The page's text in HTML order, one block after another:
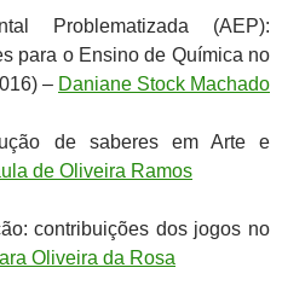
Problematizada (AEP):
para o Ensino de Química no
– Daniane Stock Machado
de saberes em Arte e
de Oliveira Ramos
contribuições dos jogos no
Oliveira da Rosa